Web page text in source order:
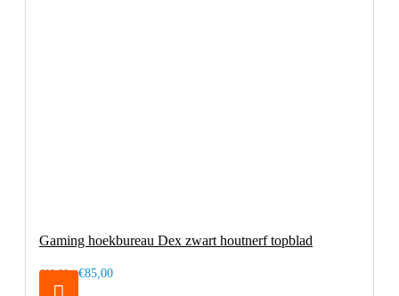
Gaming hoekbureau Dex zwart houtnerf topblad
€99,00 €85,00